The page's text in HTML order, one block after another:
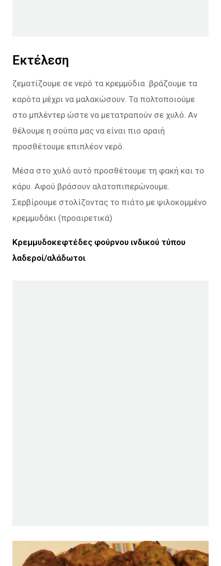
Εκτέλεση
ζεματίζουμε σε νερό τα κρεμμύδια .βράζουμε τα
καρότα μέχρι να μαλακώσουν. Τα πολτοποιούμε
στο μπλέντερ ώστε να μετατραπούν σε χυλό. Αν
θέλουμε η σούπα μας να είναι πιο αραιή
προσθέτουμε επιπλέον νερό.
Μέσα στο χυλό αυτό προσθέτουμε τη φακή και το
κάρυ. Αφού βράσουν αλατοπιπερώνουμε.
Σερβίρουμε στολίζοντας το πιάτο με ψιλοκομμένο
κρεμμυδάκι (προαιρετικά)
Κρεμμυδοκεφτέδες φούρνου ινδικού τύπου
λαδεροί/αλάδωτοι